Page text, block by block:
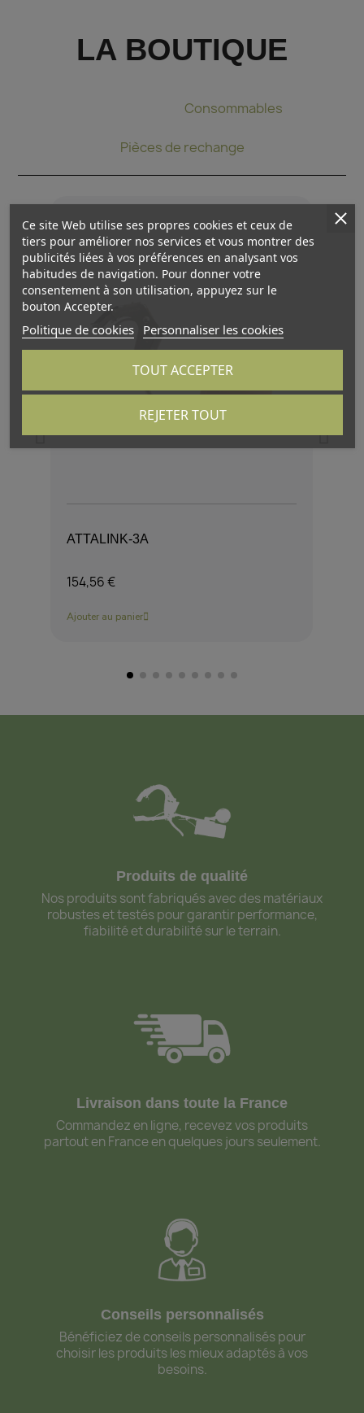
LA BOUTIQUE
Consommables
Pièces de rechange
ATTALINK-3A
154,56 €
Ajouter au panier
Produits de qualité
Nos produits sont fabriqués avec des matériaux
robustes et testés pour garantir performance,
fiabilité et durabilité sur le terrain.
Livraison dans toute la France
Commandez en ligne, recevez vos produits
partout en France en quelques jours seulement.
Conseils personnalisés
Bénéficiez de conseils personnalisés pour
choisir les produits les mieux adaptés à vos
besoins.
Ce site Web utilise ses propres cookies et ceux de
tiers pour améliorer nos services et vous montrer des
publicités liées à vos préférences en analysant vos
habitudes de navigation. Pour donner votre
consentement à son utilisation, appuyez sur le
bouton Accepter.
Politique de cookies Personnaliser les cookies
REJETER TOUT
TOUT ACCEPTER